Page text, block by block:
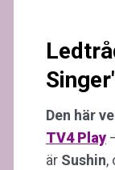
Den här
TV4 Play
är Sushin,